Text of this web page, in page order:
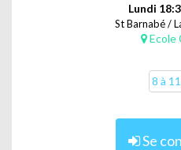
Lundi
St Barnabé /
Ecole
8 à
Se